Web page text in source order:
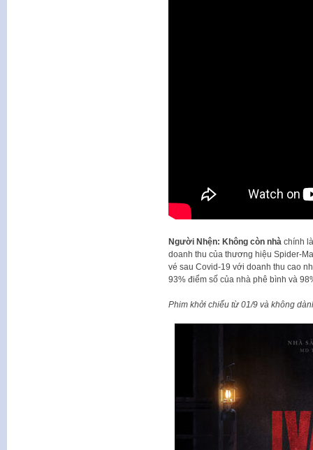
Người Nhện: Không còn nhà chính
doanh thu của thương hiệu Spider-
vé sau Covid-19 với doanh thu cao
93% điểm số của nhà phê bình và
Phim khởi chiếu từ 01/9 và không